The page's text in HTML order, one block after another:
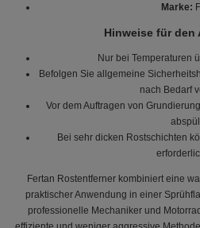
Marke:
Hinweise für den
Nur bei Temperaturen
Befolgen Sie allgemeine
nach Bedarf
Vor dem Auftragen von
Bei sehr dicken Rostschichten
Fertan Rostentferner kombiniert eine
praktischer Anwendung in einer
professionelle Mechaniker und